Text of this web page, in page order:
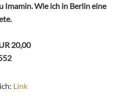
Imamin. Wie ich in Berlin eine
20,00
Link